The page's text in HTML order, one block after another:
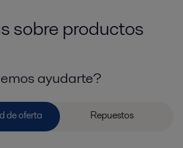
sobre productos
ayudarte?